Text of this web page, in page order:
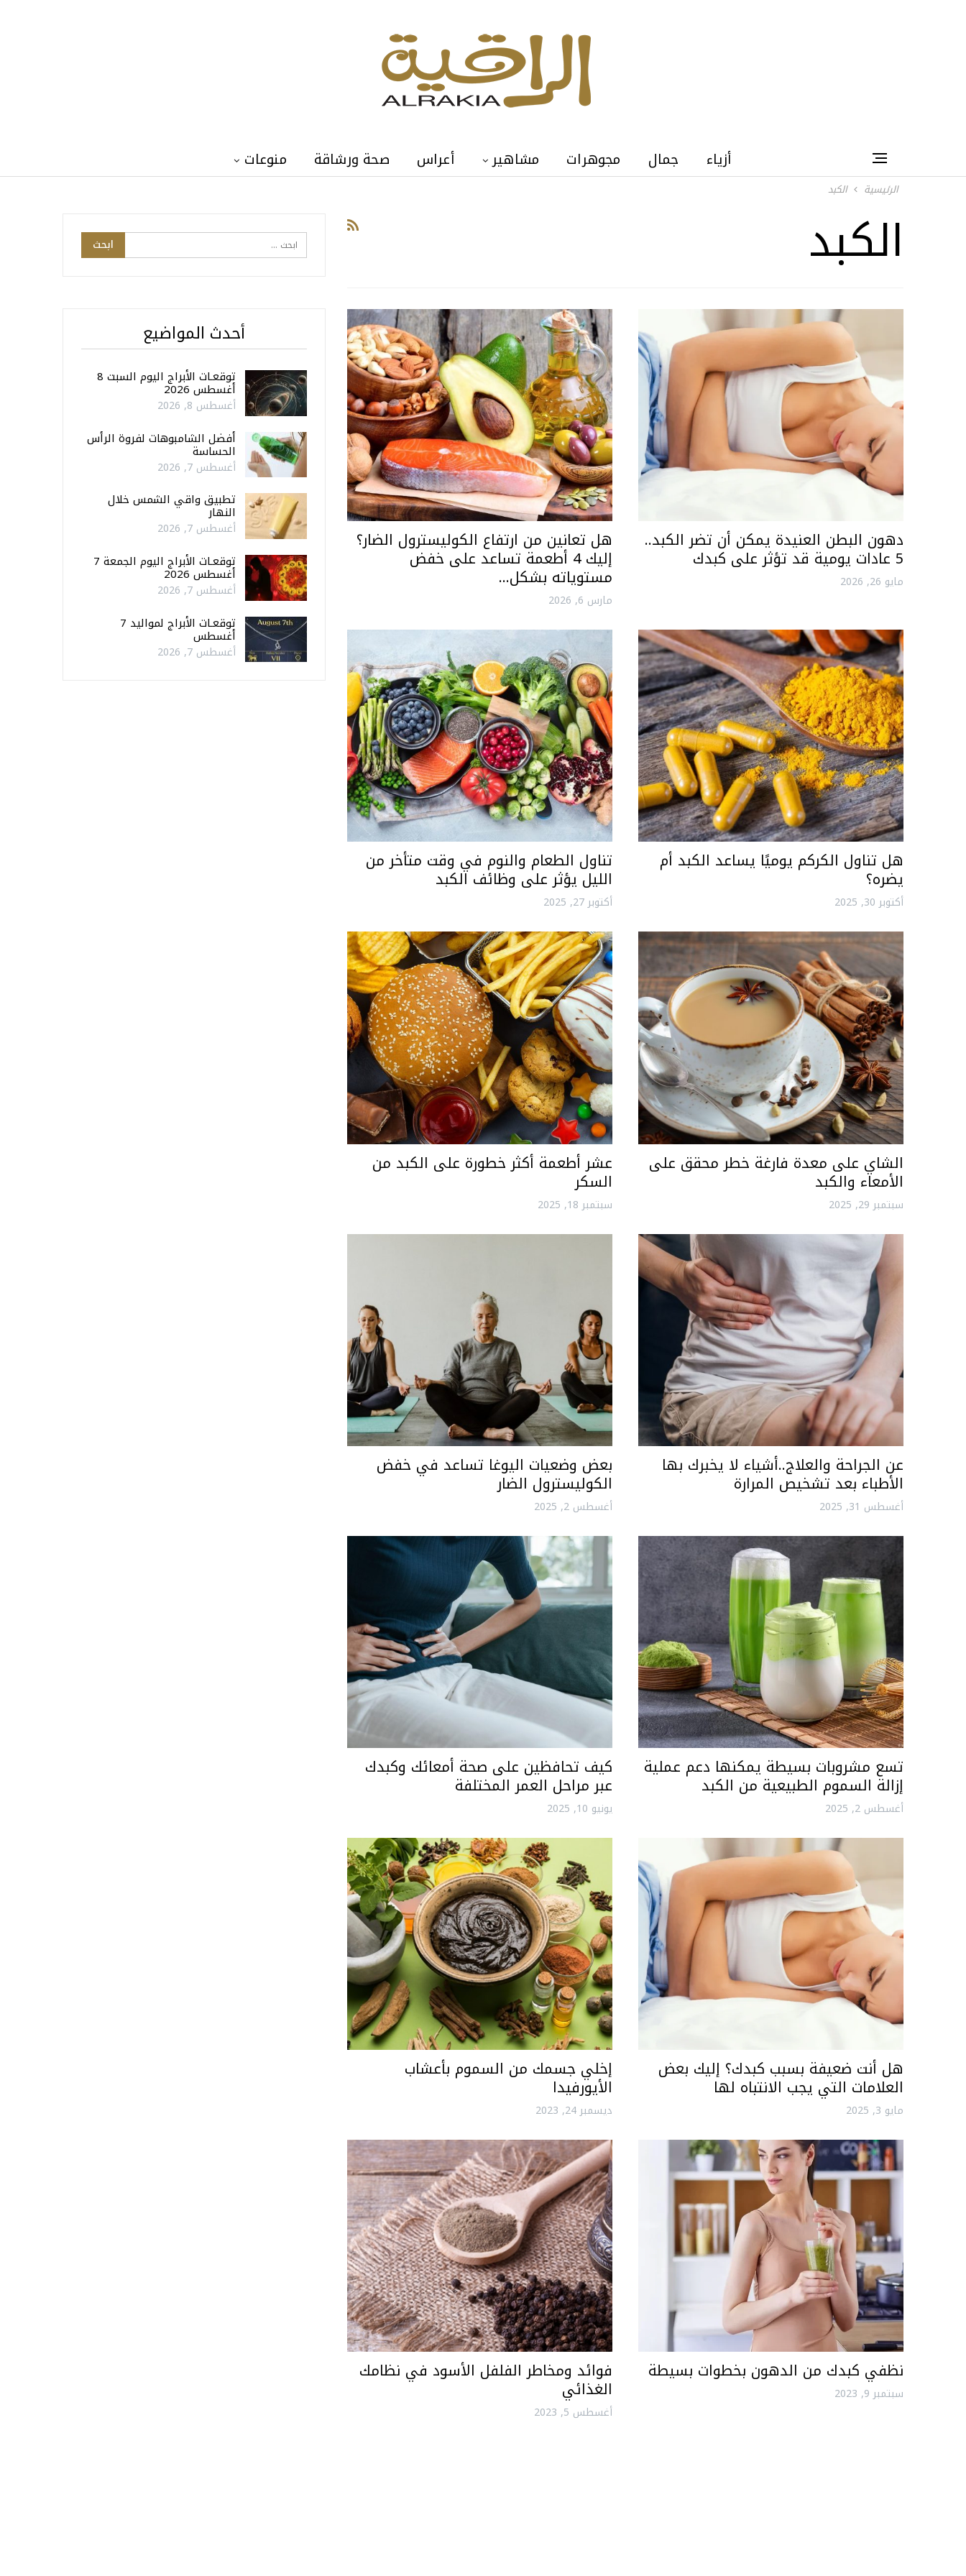
أزياء جمال مجوهرات مشاهير أعراس صحة ورشاقة منوعات
الرئيسية الكبد
الكبد
دهون البطن العنيدة يمكن أن تضر الكبد..
5 عادات يومية قد تؤثر على كبدك
مايو 26, 2026
هل تعانين من ارتفاع الكوليسترول الضار؟
إليك 4 أطعمة تساعد على خفض
مستوياته بشكل…
مارس 6, 2026
هل تناول الكركم يوميًا يساعد الكبد أم
يضره؟
أكتوبر 30, 2025
تناول الطعام والنوم في وقت متأخر من
الليل يؤثر على وظائف الكبد
أكتوبر 27, 2025
الشاي على معدة فارغة خطر محقق على
الأمعاء والكبد
سبتمبر 29, 2025
عشر أطعمة أكثر خطورة على الكبد من
السكر
سبتمبر 18, 2025
عن الجراحة والعلاج..أشياء لا يخبرك بها
الأطباء بعد تشخيص المرارة
أغسطس 31, 2025
بعض وضعيات اليوغا تساعد في خفض
الكوليسترول الضار
أغسطس 2, 2025
تسع مشروبات بسيطة يمكنها دعم عملية
إزالة السموم الطبيعية من الكبد
أغسطس 2, 2025
كيف تحافظين على صحة أمعائك وكبدك
عبر مراحل العمر المختلفة
يونيو 10, 2025
هل أنت ضعيفة بسبب كبدك؟ إليك بعض
العلامات التي يجب الانتباه لها
مايو 3, 2025
إخلي جسمك من السموم بأعشاب
الأيورفيدا
ديسمبر 24, 2023
نظفي كبدك من الدهون بخطوات بسيطة
سبتمبر 9, 2023
فوائد ومخاطر الفلفل الأسود في نظامك
الغذائي
أغسطس 5, 2023
أحدث المواضيع
توقعـات الأبراج اليوم السبت 8
أغسطس 2026
أغسطس 8, 2026
أفضل الشامبوهات لفروة الرأس
الحساسة
أغسطس 7, 2026
تطبيق واقي الشمس خلال
النهار
أغسطس 7, 2026
توقعـات الأبراج اليوم الجمعة 7
أغسطس 2026
أغسطس 7, 2026
توقعـات الأبراج لمواليد 7
أغسطس
أغسطس 7, 2026